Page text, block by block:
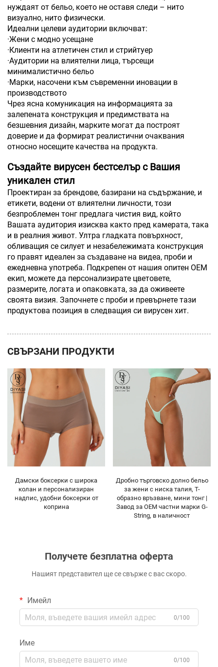
нуждаят от бельо, което не оставя следи – нито
визуално, нито физически.
Идеални целеви аудитории включват:
·Жени с модно усещане
·Клиенти на атлетичен стил и стрийтуер
·Аудитории на влиятелни лица, търсещи
минималистично бельо
·Марки, насочени към съвременни иновации в
производството
Чрез ясна комуникация на информацията за
залепената конструкция и предимствата на
безшевния дизайн, марките могат да построят
доверие и да формират реалистични очаквания
относно носещите качества на продукта.
Създайте вирусен бестселър с Вашия
уникален стил
Проектиран за брендове, базирани на съдържание, и
етикети, водени от влиятелни личности, този
безпроблемен тонг предлага чистия вид, който
Вашата аудитория изисква както пред камерата, така
и в реалния живот. Ултра гладката повърхност,
обливащия се силует и незабележимата конструкция
го правят идеален за създаване на видеа, проби и
ежедневна употреба. Подкрепен от нашия опитен OEM
екип, можете да персонализирате цветовете,
размерите, логата и опаковката, за да оживеете
своята визия. Започнете с проби и превърнете тази
продуктова позиция в следващия си вирусен хит.
СВЪРЗАНИ ПРОДУКТИ
Дамски боксерки с широка
колан и персонализиран
надпис, удобни боксерки от
коприна
Дробно търговско долно бельо
за жени с ниска талия, Т-
образно връзване, мини тонг |
Завод за OEM частни марки G-
String, в наличност
Получете безплатна оферта
Нашият представител ще се свърже с вас скоро.
Имейл
0/100
Име
0/100